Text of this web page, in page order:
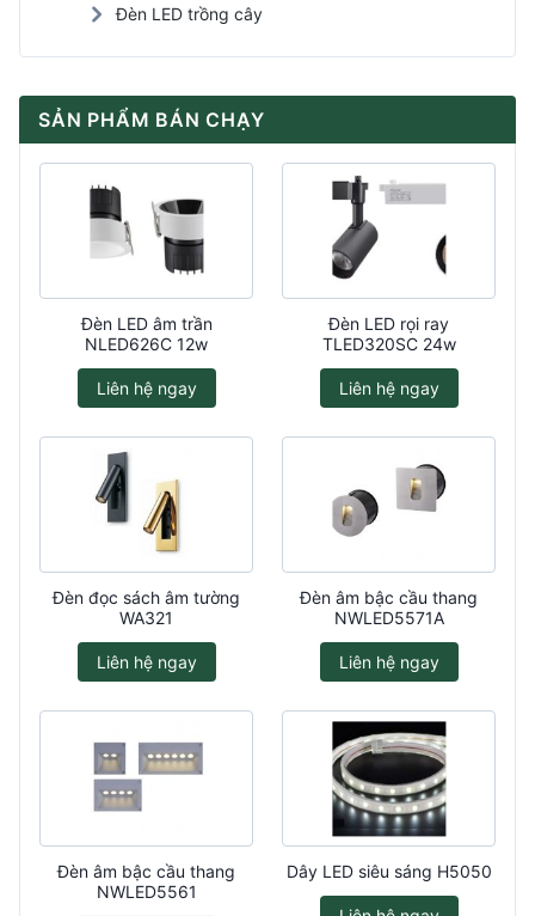
Đèn LED trồng cây
SẢN PHẨM BÁN CHẠY
Đèn LED âm trần
NLED626C 12w
Liên hệ ngay
Đèn LED rọi ray
TLED320SC 24w
Liên hệ ngay
Đèn đọc sách âm tường
WA321
Liên hệ ngay
Đèn âm bậc cầu thang
NWLED5571A
Liên hệ ngay
Đèn âm bậc cầu thang
NWLED5561
Dây LED siêu sáng H5050